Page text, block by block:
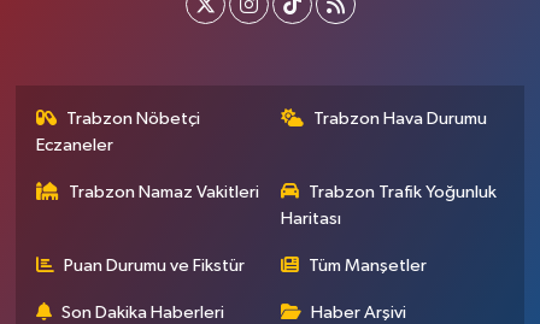
Trabzon Nöbetçi
Eczaneler
Trabzon Hava Durumu
Trabzon Namaz Vakitleri
Trabzon Trafik Yoğunluk
Haritası
Puan Durumu ve Fikstür Tüm Manşetler
Son Dakika Haberleri Haber Arşivi